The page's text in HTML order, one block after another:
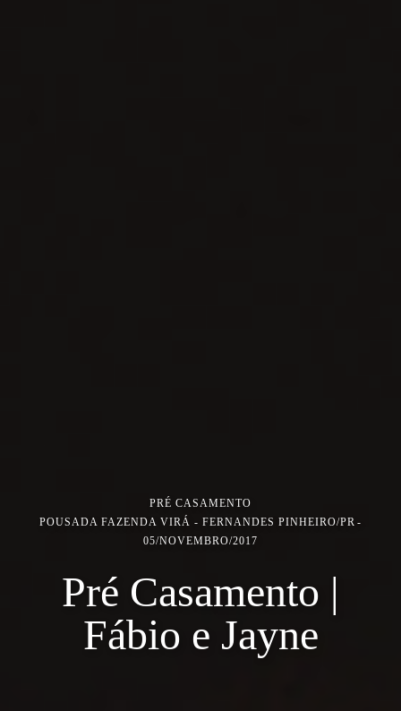
PRÉ CASAMENTO
POUSADA FAZENDA VIRÁ - FERNANDES PINHEIRO/PR
05/NOVEMBRO/2017
Pré Casamento |
Fábio e Jayne